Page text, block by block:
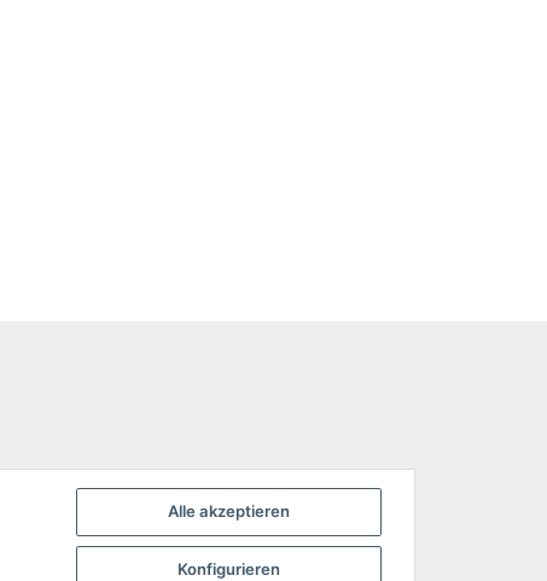
Alle akzeptieren
Konfigurieren